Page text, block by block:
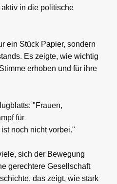
in die politische
ein Stück Papier, sondern
Es zeigte, wie wichtig
erhoben und für ihre
"Frauen,
für
noch nicht vorbei."
sich der Bewegung
gerechtere Gesellschaft
das zeigt, wie stark